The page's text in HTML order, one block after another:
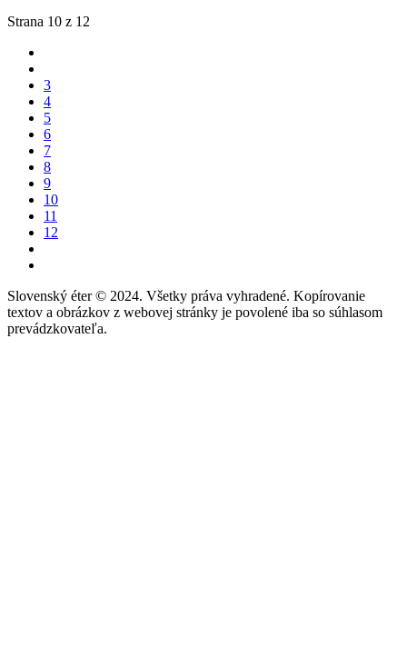
Strana 10 z 12
3
4
5
6
7
8
9
10
11
12
Slovenský éter © 2024. Všetky práva vyhradené. Kopírovanie
textov a obrázkov z webovej stránky je povolené iba so súhlasom
prevádzkovateľa.